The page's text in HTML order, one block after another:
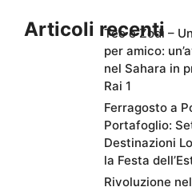
Articoli recenti
Teo e Zodì –
per amico:
nel Sahara in
Rai 1
Ferragosto a
Portafoglio:
Destinazioni
la Festa
Rivoluzione